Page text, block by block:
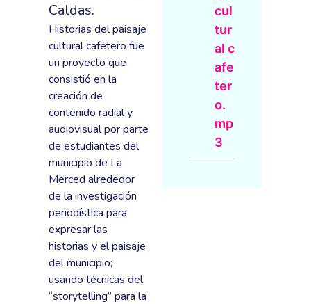
Caldas.
Historias del paisaje
cultural cafetero fue
un proyecto que
consistió en la
creación de
contenido radial y
audiovisual por parte
de estudiantes del
municipio de La
Merced alrededor
de la investigación
periodística para
expresar las
historias y el paisaje
del municipio;
usando técnicas del
“storytelling” para la
cul
tur
al c
afe
ter
o.
mp
3